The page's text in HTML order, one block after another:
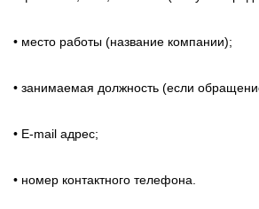
• место работы (название компании);
• занимаемая должность (если
• E-mail адрес;
• номер контактного телефона.